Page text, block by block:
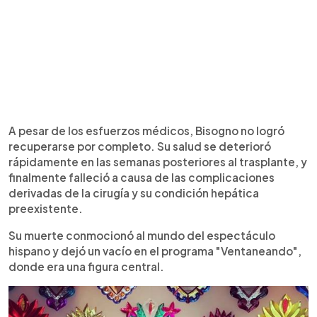
A pesar de los esfuerzos médicos, Bisogno no logró
recuperarse por completo. Su salud se deterioró
rápidamente en las semanas posteriores al trasplante, y
finalmente falleció a causa de las complicaciones
derivadas de la cirugía y su condición hepática
preexistente.
Su muerte conmocionó al mundo del espectáculo
hispano y dejó un vacío en el programa "Ventaneando",
donde era una figura central.